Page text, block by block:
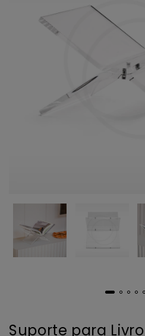
Suporte para Livro